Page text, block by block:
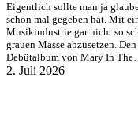
Eigentlich sollte man ja
schon mal gegeben hat. Mit
Musikindustrie gar nicht so
grauen Masse abzusetzen.
Debütalbum von Mary In The…
2. Juli 2026